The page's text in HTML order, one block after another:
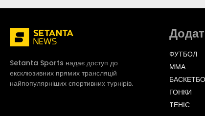
Setanta Sports надає доступ до
ексклюзивних прямих трансляцій
найпопулярніших спортивних турнірів.
ФУТБОЛ
ММА
ГОНКИ
TЕНІС